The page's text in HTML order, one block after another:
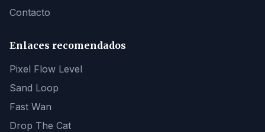
Contacto
Enlaces recomendados
Pixel Flow Level
Sand Loop
Fast Wan
Drop The Cat